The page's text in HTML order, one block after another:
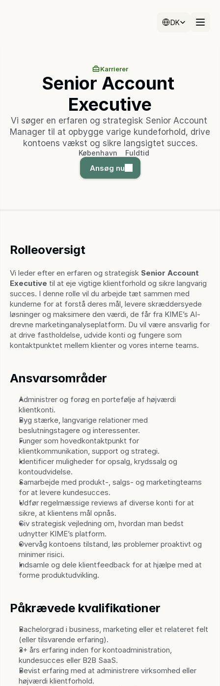
DK
Karrierer
Senior Account
Executive
Vi søger en erfaren og strategisk Senior Account
Manager til at opbygge varige kundeforhold, drive
kontoens vækst og sikre langsigtet succes.
København Fuldtid
Ansøg nu
Rolleoversigt
Vi leder efter en erfaren og strategisk Senior Account
Executive til at eje vigtige klientforhold og sikre langvarig
succes. I denne rolle vil du arbejde tæt sammen med
kunderne for at forstå deres mål, levere skræddersyede
løsninger og maksimere den værdi, de får fra KIME’s AI-
drevne marketinganalyseplatform. Du vil være ansvarlig for
at drive fastholdelse, udvide konti og fungere som
kontaktpunktet mellem klienter og vores interne teams.
Ansvarsområder
Administrer og forøg en portefølje af højværdi
klientkonti.
Byg stærke, langvarige relationer med
beslutningstagere og interessenter.
Funger som hovedkontaktpunkt for
klientkommunikation, support og strategi.
Identificer muligheder for opsalg, krydssalg og
kontoudvidelse.
Samarbejde med produkt-, salgs- og marketingteams
for at levere kundesucces.
Udfør regelmæssige reviews af diverse konti for at
sikre, at klientens mål opnås.
Giv strategisk vejledning om, hvordan man bedst
udnytter KIME’s platform.
Overvåg kontoens tilstand, løs problemer proaktivt og
minimer risici.
Indsamle og dele klientfeedback for at hjælpe med at
forme produktudvikling.
Påkrævede kvalifikationer
Bachelorgrad i business, marketing eller et relateret felt
(eller tilsvarende erfaring).
3+ års erfaring inden for kontoadministration,
kundesucces eller B2B SaaS.
Bevist erfaring med at administrere virksomhed eller
højværdi klientforhold.